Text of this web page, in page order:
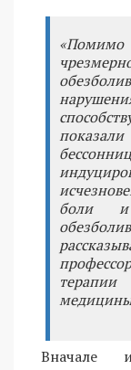
боли и
Вначале